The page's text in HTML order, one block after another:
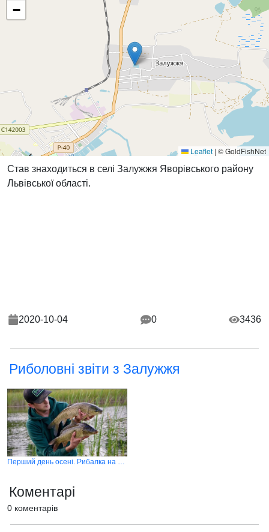
−
Leaflet | © GoldFishNet
Став знаходиться в селі Залужжя Яворівського району
Львівської області.
2020-10-04 0 3436
Риболовні звіти з Залужжя
Перший день осені. Рибалка на новому озері ловля коропів
Коментарі
0 коментарів